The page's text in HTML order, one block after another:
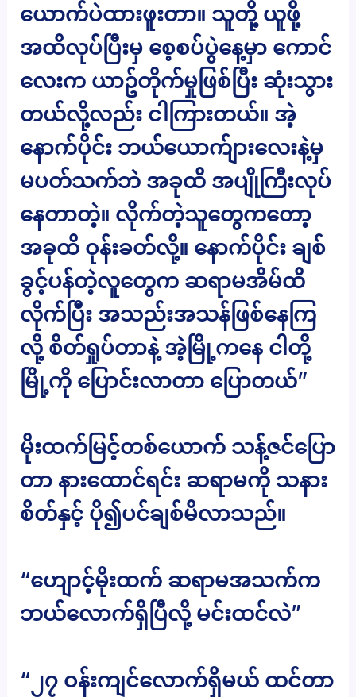
ယောက်ပဲထားဖူးတာ။ သူတို့ ယူဖို့
အထိလုပ်ပြီးမှ စေ့စပ်ပွဲနေ့မှာ ကောင်
လေးက ယာဥ်တိုက်မှုဖြစ်ပြီး ဆုံးသွား
တယ်လို့လည်း ငါကြားတယ်။ အဲ့
နောက်ပိုင်း ဘယ်ယောက်ျားလေးနဲ့မှ
မပတ်သက်ဘဲ အခုထိ အပျိုကြီးလုပ်
နေတာတဲ့။ လိုက်တဲ့သူတွေကတော့
အခုထိ ဝုန်းခတ်လို့။ နောက်ပိုင်း ချစ်
ခွင့်ပန်တဲ့လူတွေက ဆရာမအိမ်ထိ
လိုက်ပြီး အသည်းအသန်ဖြစ်နေကြ
လို့ စိတ်ရှုပ်တာနဲ့ အဲ့မြို့ကနေ ငါတို့
မြို့ကို ပြောင်းလာတာ ပြောတယ်”
မိုးထက်မြင့်တစ်ယောက် သန့်ဇင်ပြော
တာ နားထောင်ရင်း ဆရာမကို သနား
စိတ်နှင့် ပို၍ပင်ချစ်မိလာသည်။
“ဟျောင့်မိုးထက် ဆရာမအသက်က
ဘယ်လောက်ရှိပြီလို့ မင်းထင်လဲ”
“၂၇ ဝန်းကျင်လောက်ရှိမယ် ထင်တာ